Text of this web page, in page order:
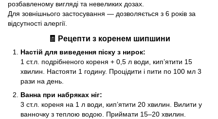
розбавленому вигляді та невеликих дозах.
Для зовнішнього застосування — дозволяється з 6 років за
відсутності алергії.
🧾 Рецепти з коренем шипшини
Настій для виведення піску з нирок:
1 ст.л. подрібненого кореня + 0,5 л води, кип’ятити 15
хвилин. Настояти 1 годину. Процідити і пити по 100 мл 3
рази на день.
Ванна при набряках ніг:
3 ст.л. кореня на 1 л води, кип’ятити 20 хвилин. Вилити у
ванночку з теплою водою. Приймати 15–20 хвилин.